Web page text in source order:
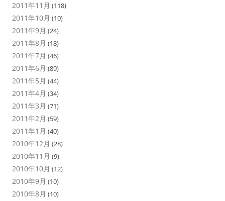
2011年11月 (118)
2011年10月 (10)
2011年9月 (24)
2011年8月 (18)
2011年7月 (46)
2011年6月 (89)
2011年5月 (44)
2011年4月 (34)
2011年3月 (71)
2011年2月 (59)
2011年1月 (40)
2010年12月 (28)
2010年11月 (9)
2010年10月 (12)
2010年9月 (10)
2010年8月 (10)